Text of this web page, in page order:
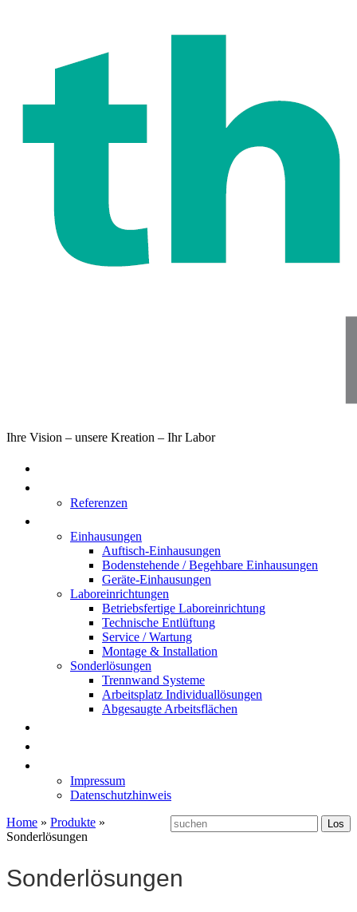
Ihre Vision – unsere Kreation – Ihr Labor
Referenzen
Einhausungen
Auftisch-Einhausungen
Bodenstehende / Begehbare Einhausungen
Geräte-Einhausungen
Laboreinrichtungen
Betriebsfertige Laboreinrichtung
Technische Entlüftung
Service / Wartung
Montage & Installation
Sonderlösungen
Trennwand Systeme
Arbeitsplatz Individuallösungen
Abgesaugte Arbeitsflächen
Impressum
Datenschutzhinweis
Home » Produkte »
Sonderlösungen
Sonderlösungen